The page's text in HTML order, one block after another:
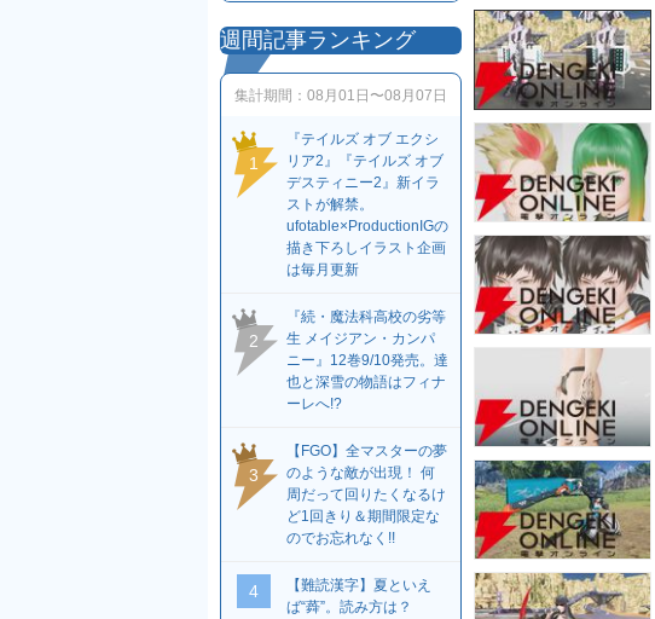
週間記事ランキング
集計期間： 08月01日〜08月07日
1
『テイルズ オブ エクシ
リア2』『テイルズ オブ
デスティニー2』新イラ
ストが解禁。
ufotable×ProductionIGの
描き下ろしイラスト企画
は毎月更新
2
『続・魔法科高校の劣等
生 メイジアン・カンパ
ニー』12巻9/10発売。達
也と深雪の物語はフィナ
ーレへ!?
3
【FGO】全マスターの夢
のような敵が出現！ 何
周だって回りたくなるけ
ど1回きり＆期間限定な
のでお忘れなく!!
4
【難読漢字】夏といえ
ば“蕣”。読み方は？